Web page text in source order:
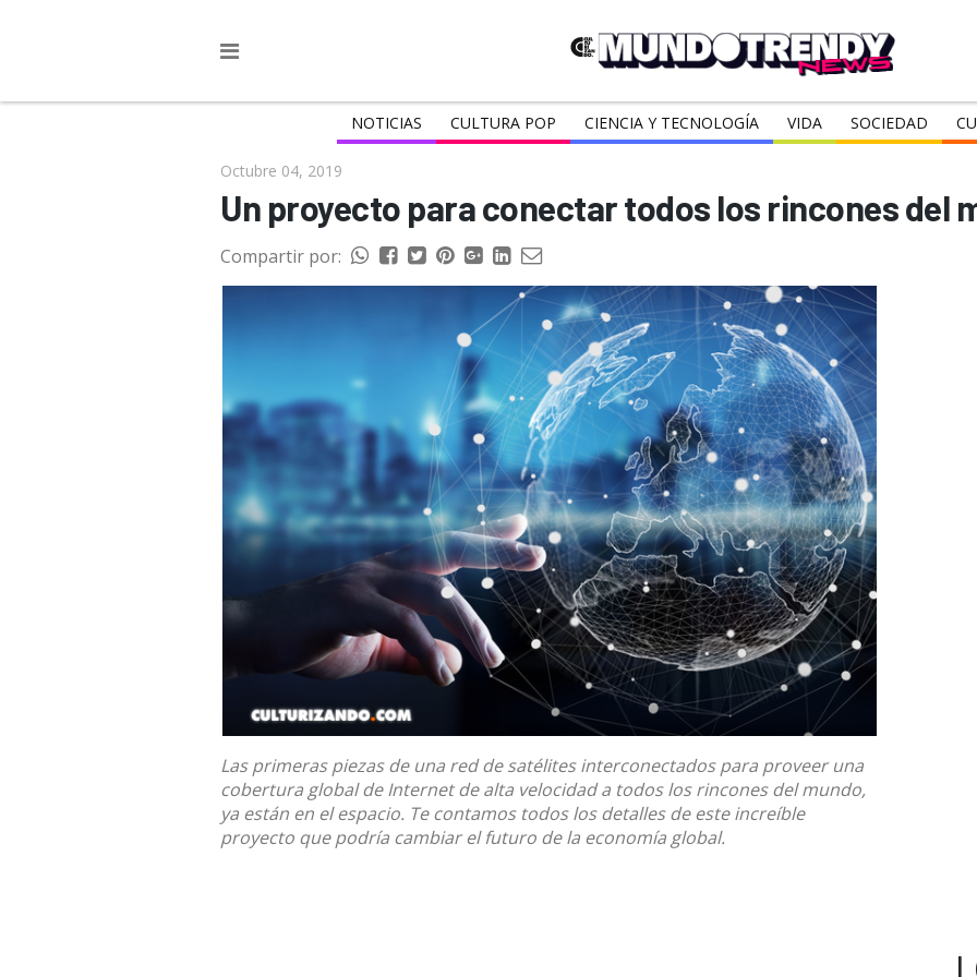
NOTICIAS CULTURA POP CIENCIA Y TECNOLOGÍA VIDA SOCIEDAD
Octubre 04, 2019
Un proyecto para conectar todos los rincones del
Compartir por:
Las primeras piezas de una red de satélites interconectadospara proveer una
cobertura global de Internet de alta velocidad a todos los rincones del mundo,
ya están en el espacio. Te contamos todos los detalles de este increíble
proyecto que podría cambiar el futuro de la economía global.